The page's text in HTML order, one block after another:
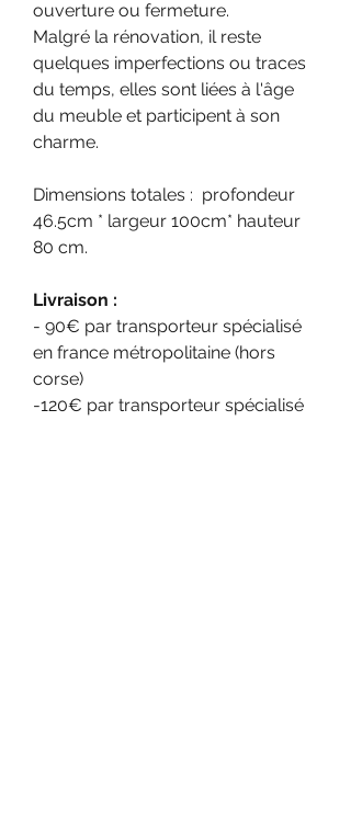
ouverture ou fermeture.
Malgré la rénovation, il reste
quelques imperfections ou traces
du temps, elles sont liées à l'âge
du meuble et participent à son
charme.
Dimensions totales : profondeur
46.5cm * largeur 100cm* hauteur
80 cm.
Livraison :
- 90€ par transporteur spécialisé
en france métropolitaine (hors
corse)
-120€ par transporteur spécialisé